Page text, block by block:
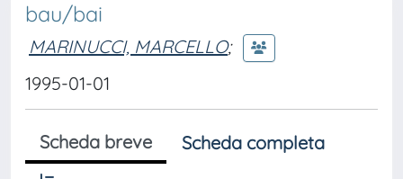
bau/bai
MARINUCCI, MARCELLO;
1995-01-01
Scheda breve Scheda completa